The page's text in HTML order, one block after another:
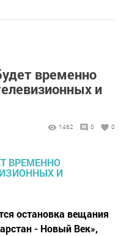
временно
и
1462 0 0
остановка вещания
- Новый Век»,